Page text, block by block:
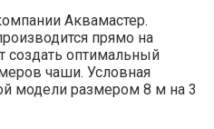
Аквамастер.
прямо на
создать оптимальный
чаши. Условная
модели размером 8 м на 3